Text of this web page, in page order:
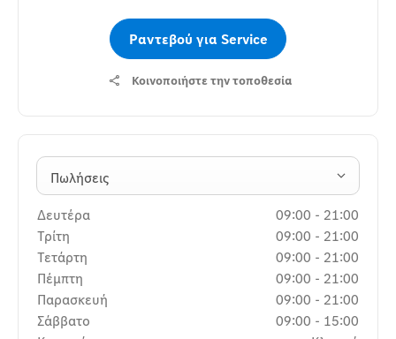
Ραντεβού για Service
Κοινοποιήστε την τοποθεσία
Πωλήσεις
Δευτέρα 09:00 - 21:00
Τρίτη
09:00 - 21:00
Τετάρτη
09:00 - 21:00
Πέμπτη
09:00 - 21:00
Παρασκευή
09:00 - 21:00
Σάββατο
09:00 - 15:00